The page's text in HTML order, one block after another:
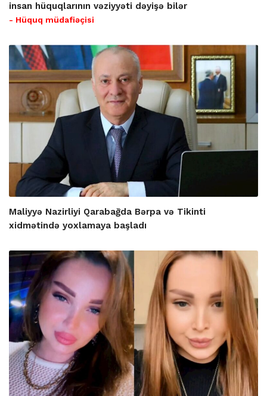
insan hüquqlarının vəziyyəti dəyişə bilər
- Hüquq müdafiəçisi
Maliyyə Nazirliyi Qarabağda Bərpa və Tikinti
xidmətində yoxlamaya başladı